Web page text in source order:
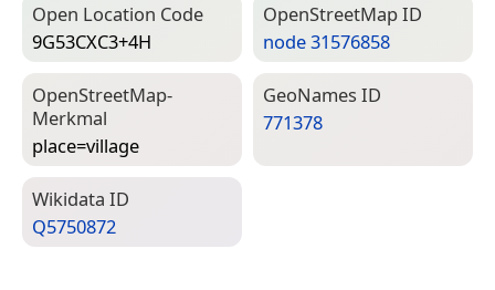
Open Location Code
9G53CXC3+4H
Open­Street­Map ID
node 31576858
Open­Street­Map-
Merkmal
place=­village
Geo­Names ID
771378
Wiki­data ID
Q5750872